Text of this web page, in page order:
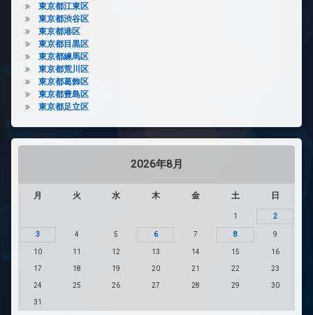
東京都江東区
東京都渋谷区
東京都港区
東京都目黒区
東京都練馬区
東京都荒川区
東京都葛飾区
東京都豊島区
東京都足立区
2026年8月
月 火 水 木 金 土 日
1 2
3 4 5 6 7 8 9
10 11 12 13 14 15 16
17 18 19 20 21 22 23
24 25 26 27 28 29 30
31